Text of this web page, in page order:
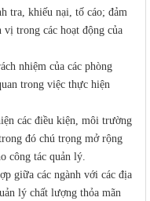
tra, khiếu nại tố cáo; đảm
vị trong các hoạt động của
nhiệm của các phòng
trong việc thực hiện
các điều kiện, môi trường
đó chú trọng mở rộng
công tác quản lý
giữa các ngành với các địa
lý chất lượng thỏa mãn